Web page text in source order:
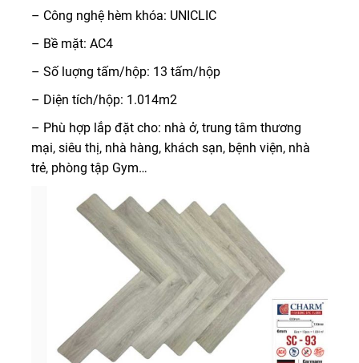
– Công nghệ hèm khóa: UNICLIC
– Bề mặt: AC4
– Số luợng tấm/hộp: 13 tấm/hộp
– Diện tích/hộp: 1.014m2
– Phù hợp lắp đặt cho: nhà ở, trung tâm thương
mại, siêu thị, nhà hàng, khách sạn, bệnh viện, nhà
trẻ, phòng tập Gym…